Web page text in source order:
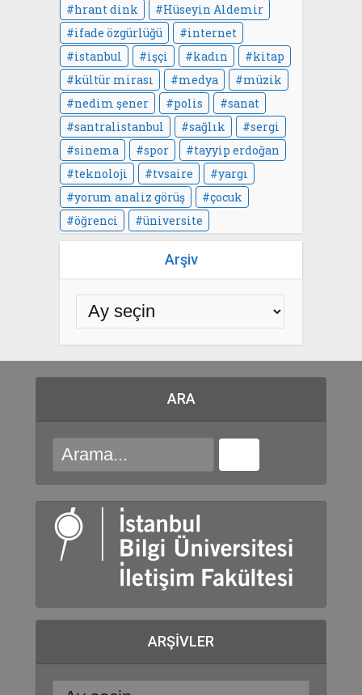
hrant dink
Hüseyin Aldemir
ifade özgürlüğü
internet
istanbul
işçi kadın
kitap
kültür mirası
medya
müzik
nedim şener
polis
sanat
santralistanbul
sağlık
sergi
sinema
spor
tayyip erdoğan
teknoloji
tvsaire
yargı
yorum analiz görüş
çocuk
öğrenci
üniversite
Arşiv
ARA
ARŞIVLER